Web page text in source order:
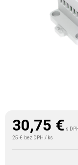
30,75 € s
25 € bez DPH / ks